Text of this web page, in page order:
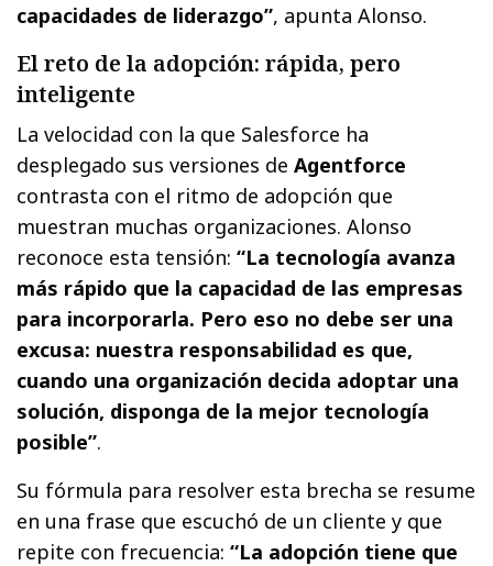
capacidades de liderazgo”, apunta Alonso.
El reto de la adopción: rápida, pero
inteligente
La velocidad con la que Salesforce ha
desplegado sus versiones deAgentforce
contrasta con el ritmo de adopción que
muestran muchas organizaciones. Alonso
reconoce esta tensión:“La tecnología avanza
más rápido que la capacidad de las empresas
para incorporarla. Pero eso no debe ser una
excusa: nuestra responsabilidad es que,
cuando una organización decida adoptar una
solución, disponga de la mejor tecnología
posible”.
Su fórmula para resolver esta brecha se resume
en una frase que escuchó de un cliente y que
repite con frecuencia:“La adopción tiene que